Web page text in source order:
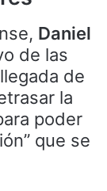
Daniel
de las
de
la
poder
que se